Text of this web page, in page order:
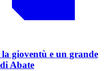
gioventù e un grande
Abate